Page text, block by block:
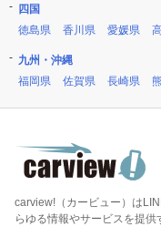
四国
徳島県
香川県 愛媛県
九州・沖縄
福岡県
佐賀県 長崎県
carview!（カービュー）は
らゆる情報やサービスを提